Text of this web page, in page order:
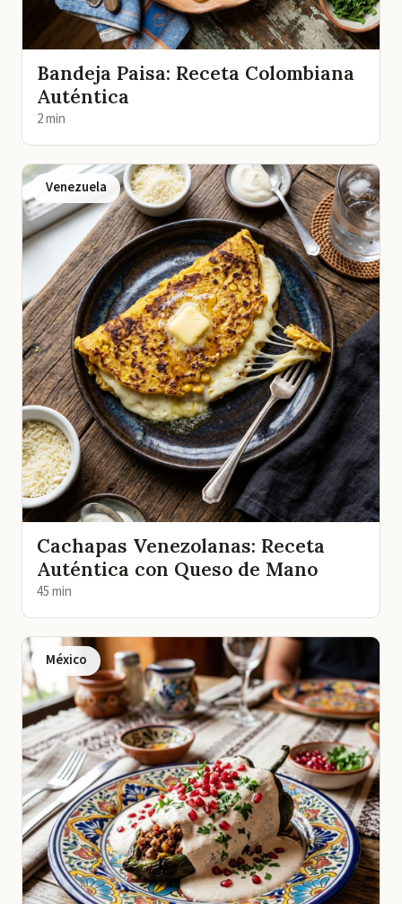
Bandeja Paisa: Receta Colombiana
Auténtica
2 min
Venezuela
Cachapas Venezolanas: Receta
Auténtica con Queso de Mano
45 min
México